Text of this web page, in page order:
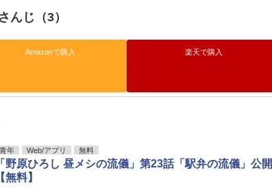
んじ（3）
Amazonで購入 楽天で購入
青年 Web/アプリ 無料
「野原ひろし 昼メシの流儀」第23話「駅弁の流儀」公開
【無料】